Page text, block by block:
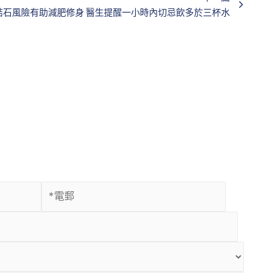
風險有助減肥修身 醫生提醒一小時內切忌飲多於三杯水